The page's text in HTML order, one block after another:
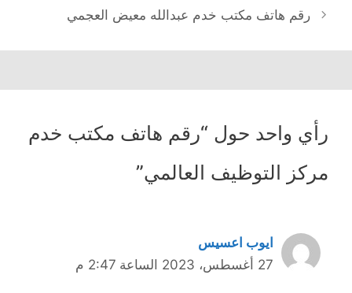
رقم هاتف مكتب خدم عبدالله معيض العجمي
رأي واحد حول “رقم هاتف مكتب خدم
مركز التوظيف العالمي”
ايوب اعسيس
27 أغسطس، 2023 الساعة 2:47 م